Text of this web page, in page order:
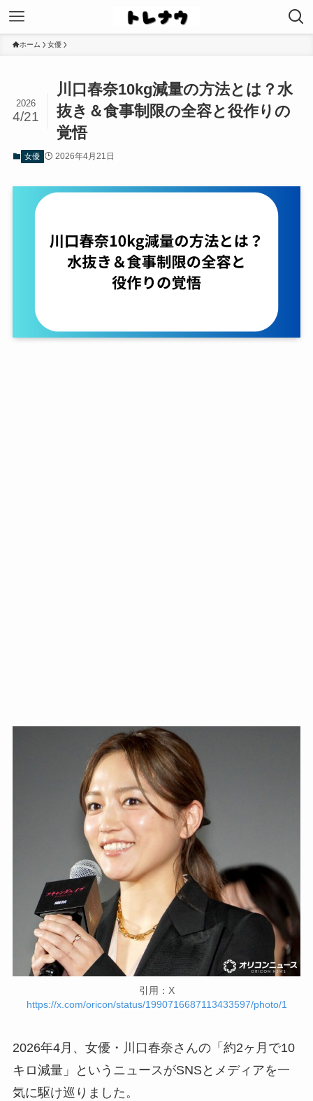
ホーム 女優
川口春奈10kg減量の方法とは？水
抜き＆食事制限の全容と役作りの
覚悟
2026
4/21
女優 2026年4月21日
引用：X
https://x.com/oricon/status/1990716687113433597/photo/1
2026年4月、女優・川口春奈さんの「約2ヶ月で10
キロ減量」というニュースがSNSとメディアを一
気に駆け巡りました。